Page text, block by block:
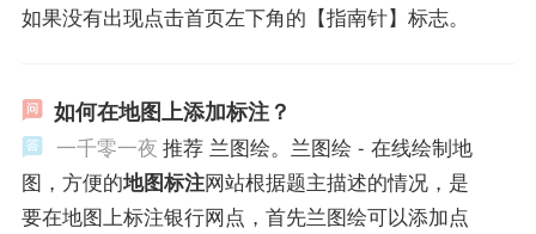
如果没有出现点击首页左下角的【指南针】标志。
如何在地图上添加标注？
一千零一夜 推荐 兰图绘。兰图绘 - 在线绘制地
图，方便的地图标注网站根据题主描述的情况，是
要在地图上标注银行网点，首先兰图绘可以添加点